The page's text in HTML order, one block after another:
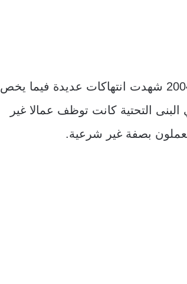
2004 شهدت انتهاكات عديدة فيما يخص
التحتية كانت توظف عمالا غير
بصفة غير شرعية.